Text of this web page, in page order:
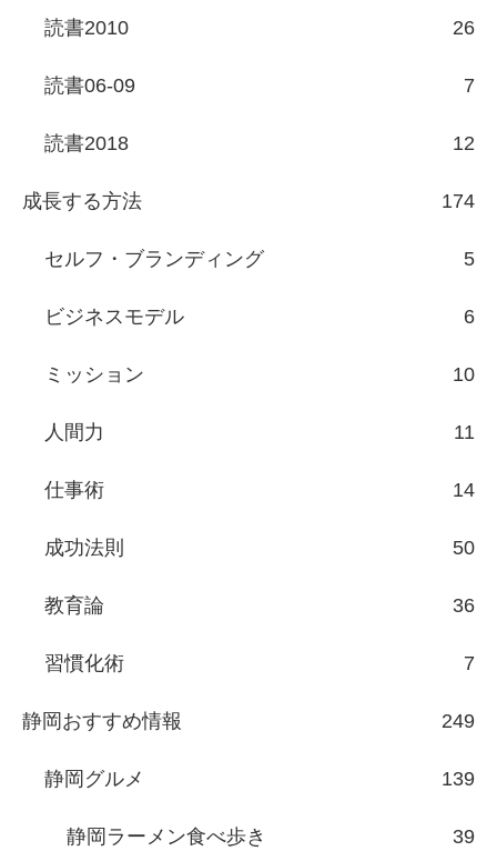
読書2010 26
読書06-09 7
読書2018 12
成長する方法 174
セルフ・ブランディング 5
ビジネスモデル 6
ミッション 10
人間力 11
仕事術 14
成功法則 50
教育論 36
習慣化術 7
静岡おすすめ情報 249
静岡グルメ 139
静岡ラーメン食べ歩き 39